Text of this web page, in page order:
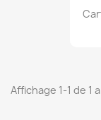
Affichage 1-1 de 1